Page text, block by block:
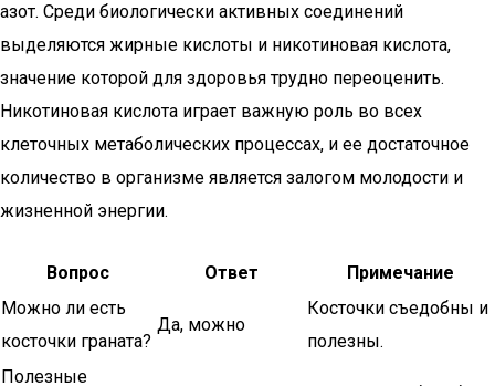
азот. Среди биологически активных соединений
выделяются жирные кислоты и никотиновая кислота,
значение которой для здоровья трудно переоценить.
Никотиновая кислота играет важную роль во всех
клеточных метаболических процессах, и ее достаточное
количество в организме является залогом молодости и
жизненной энергии.
Вопрос Ответ
Примечание
Можно ли есть
косточки граната?
Да, можно
Косточки съедобны и
полезны.
Полезные